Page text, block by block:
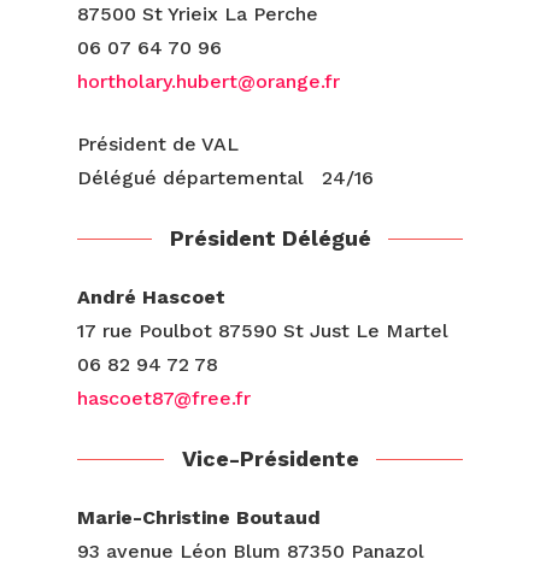
87500 St Yrieix La Perche
06 07 64 70 96
hortholary.hubert@orange.fr
Président de VAL
Délégué départemental 24/16
Président Délégué
André Hascoet
17 rue Poulbot 87590 St Just Le Martel
06 82 94 72 78
hascoet87@free.fr
Vice-Présidente
Marie-Christine Boutaud
93 avenue Léon Blum 87350 Panazol